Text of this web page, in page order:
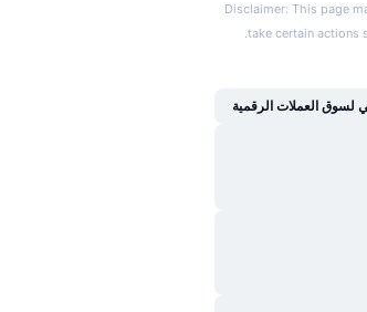
Disclaimer: This page
take certain actions
.
لسوق العملات الرقمية